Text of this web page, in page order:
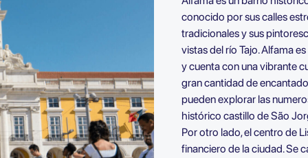
conocido por sus calles
tradicionales y sus
vistas del río Tajo. Alfama
y cuenta con una vibrante
gran cantidad de
pueden explorar las
histórico castillo de São
Por otro lado, el centro de
financiero de la ciudad. Se